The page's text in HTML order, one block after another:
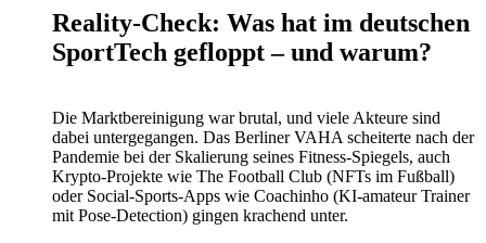
Reality-Check: Was hat im deutschen
SportTech gefloppt – und warum?
Die Marktbereinigung war brutal, und viele Akteure sind
dabei untergegangen. Das Berliner VAHA scheiterte nach der
Pandemie bei der Skalierung seines Fitness-Spiegels, auch
Krypto-Projekte wie The Football Club (NFTs im Fußball)
oder Social-Sports-Apps wie Coachinho (KI-amateur Trainer
mit Pose-Detection) gingen krachend unter.